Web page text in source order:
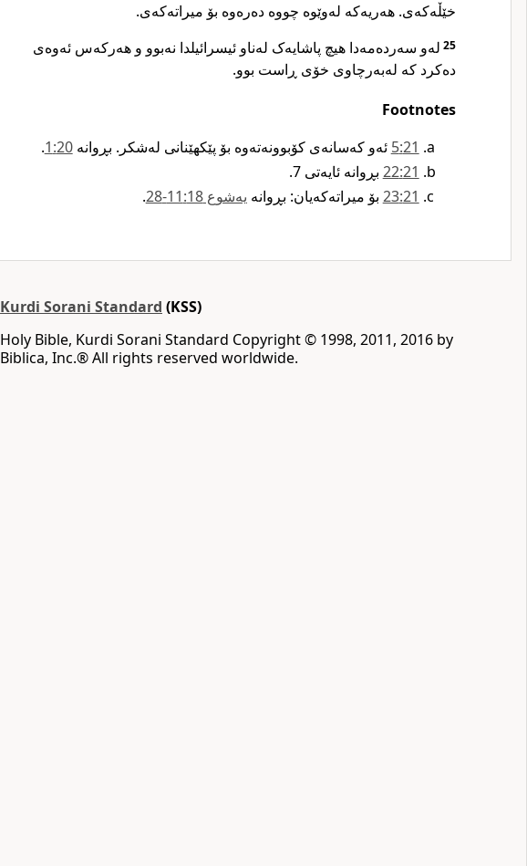
خێڵەکەی. هەریەکە لەوێوە چووە دەرەوە بۆ میراتەکەی.
25 لەو سەردەمەدا هیچ پاشایەک لەناو ئیسرائیلدا نەبوو و هەرکەس ئەوەی
دەکرد کە لەبەرچاوی خۆی ڕاست بوو.
Footnotes
21‏:5
ئەو کەسانەی کۆبوونەتەوە بۆ پێکهێنانی لەشکر. بڕوانە20‏:1
‏.‏
21‏:22
بڕوانە ئایەتی 7.‏
21‏:23
بۆ میراتەکەیان: بڕوانە یەشوع 18‏:11‏-28 .‏‏
Kurdi Sorani Standard (KSS)
Holy Bible, Kurdi Sorani Standard ‪Copyright © 1998, 2011, 2016 by
Biblica, Inc‎.‎®‎‎ ‪All rights reserved worldwide‎.